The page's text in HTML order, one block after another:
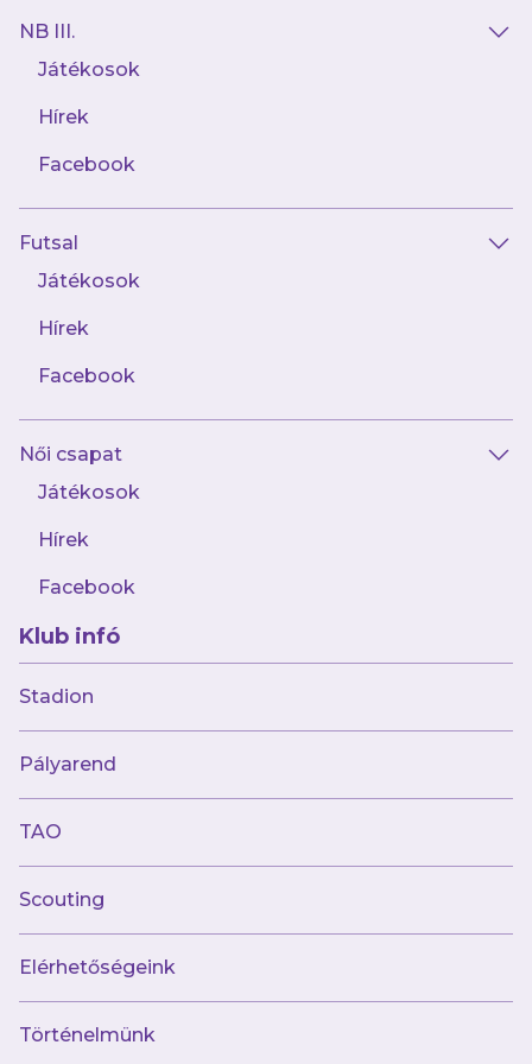
NB III.
Játékosok
Hírek
Facebook
Futsal
Játékosok
Hírek
Facebook
Női csapat
Játékosok
Hírek
Facebook
Klub infó
Stadion
Pályarend
TAO
Scouting
Elérhetőségeink
Történelmünk
2025.02.28
Óriásit küzdöttünk, de kikaptunk a
futsalcsapatunk
2025.02.25